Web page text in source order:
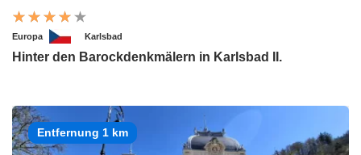
Europa Karlsbad
Hinter den Barockdenkmälern in Karlsbad II.
Entfernung 1 km